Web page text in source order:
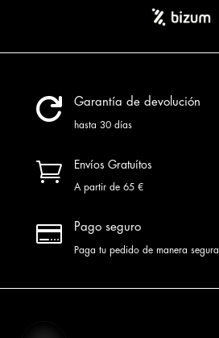
 Garantía de devolución
hasta 30 días
 Envíos Gratuítos
A partir de 65 €
 Pago seguro
Paga tu pedido de manera segura